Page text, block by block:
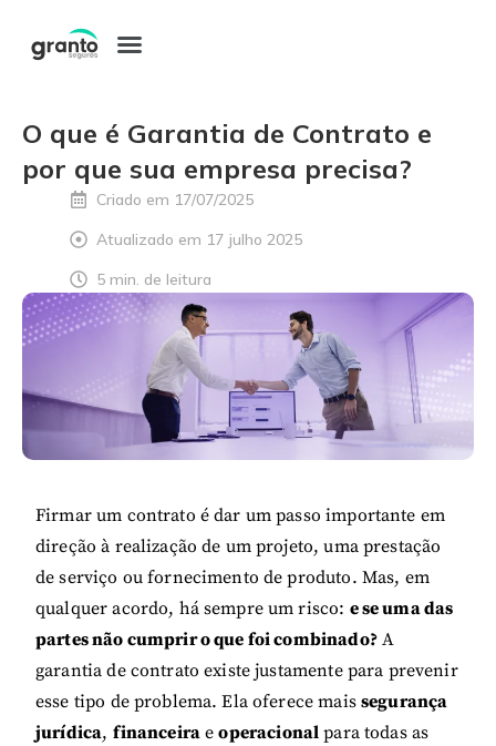
Pular
conteúdo
O que é Garantia de Contrato e
por que sua empresa precisa?
Criado em 17/07/2025
Atualizado em 17 julho 2025
5 min. de leitura
Firmar um contrato é dar um passo importante em
direção à realização de um projeto, uma prestação
de serviço ou fornecimento de produto. Mas, em
qualquer acordo, há sempre um risco: e se uma das
partes não cumprir o que foi combinado?A
garantia de contrato existe justamente para prevenir
esse tipo de problema. Ela oferece mais segurança
jurídica, financeira eoperacional para todas as